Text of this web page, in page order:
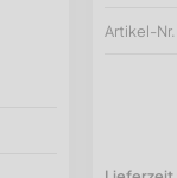
Artikel-